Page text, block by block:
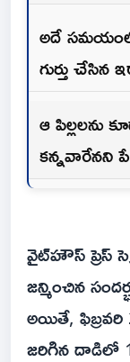
అదే
గుర్తు చేసిన
ఆ
కన్నవారేనని
వైట్‌హౌస్ ప్రెస్
జన్మించిన
అయితే,
జరిగిన దాడిలో